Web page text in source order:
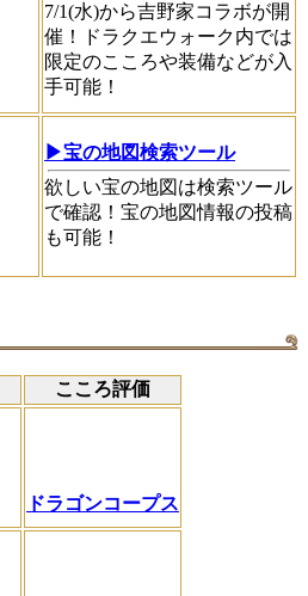
7/1(水)から吉野家コラボが開
催！ドラクエウォーク内では
限定のこころや装備などが入
手可能！
▶宝の地図検索ツール
欲しい宝の地図は検索ツール
で確認！宝の地図情報の投稿
も可能！
こころ評価
ドラゴンコープス